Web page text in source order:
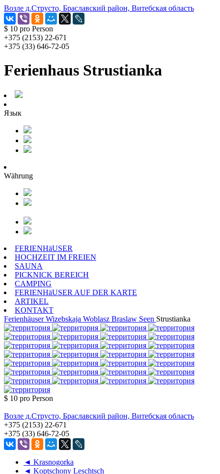
Возле д.Струсто, Браславский район, Витебская область
$ 10 pro Person
+375 (2153) 22-671
+375 (33) 646-72-05
Ferienhaus Strustianka
Язык
Währung
FERIENHäUSER
HOCHZEIT IM FREIEN
SAUNA
PICKNICK BEREICH
CAMPING
FERIENHäUSER AUF DER KARTE
ARTIKEL
KONTAKT
Ferienhäuser Wizebskaja Woblasz Braslaw Seen Strustianka
$ 10 pro Person
Возле д.Струсто, Браславский район, Витебская область
+375 (2153) 22-671
+375 (33) 646-72-05
◄ Krasnogorka
◄ Koptschony Leschtsch